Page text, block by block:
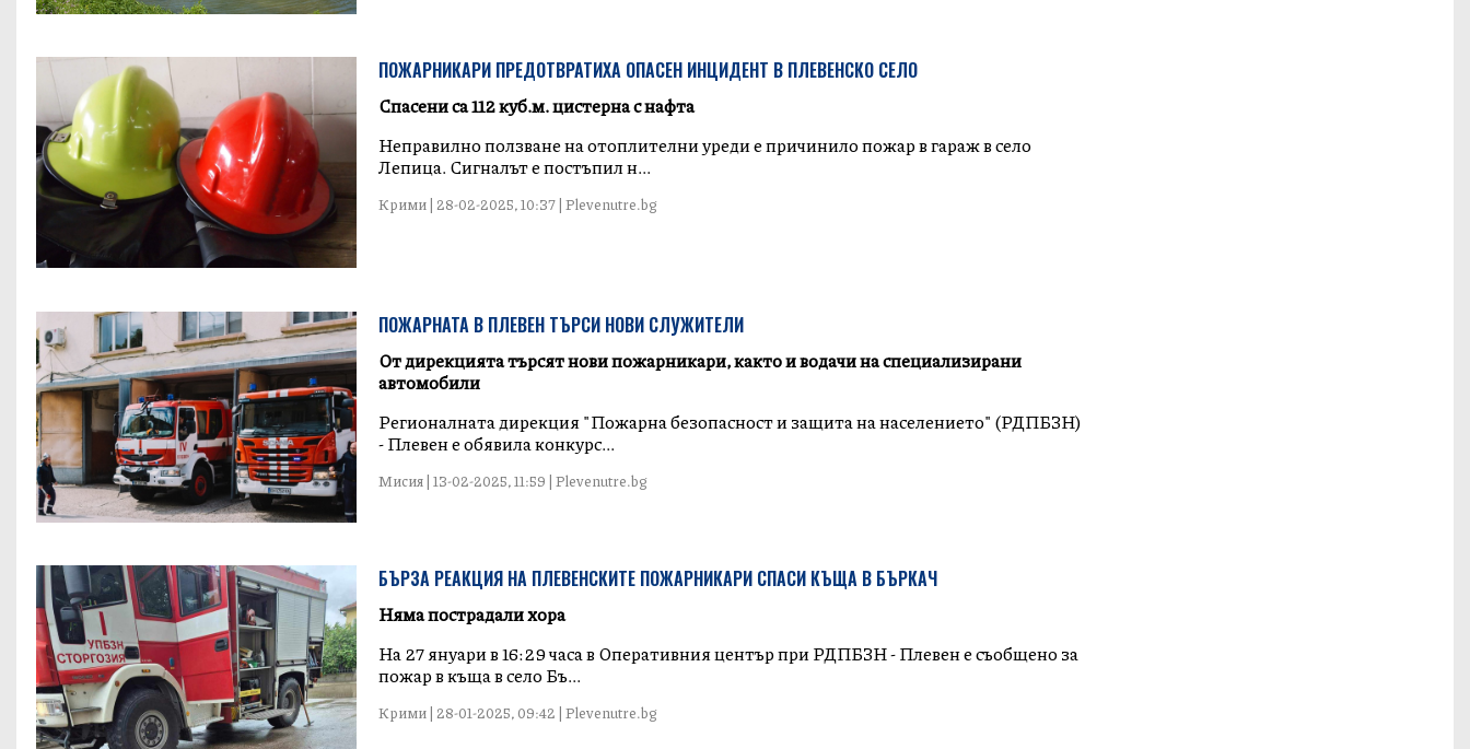
ПОЖАРНИКАРИ ПРЕДОТВРАТИХА ОПАСЕН ИНЦИДЕНТ В ПЛЕВЕНСКО СЕЛО
Спасени са 112 куб.м. цистерна с нафта
Неправилно ползване на отоплителни уреди е причинило пожар в гараж в село
Лепица. Сигналът е постъпил н...
Крими | 28-02-2025, 10:37 | Plevenutre.bg
ПОЖАРНАТА В ПЛЕВЕН ТЪРСИ НОВИ СЛУЖИТЕЛИ
От дирекцията търсят нови пожарникари, както и водачи на специализирани
автомобили
Регионалната дирекция "Пожарна безопасност и защита на населението" (РДПБЗН)
- Плевен е обявила конкурс...
Мисия | 13-02-2025, 11:59 | Plevenutre.bg
БЪРЗА РЕАКЦИЯ НА ПЛЕВЕНСКИТЕ ПОЖАРНИКАРИ СПАСИ КЪЩА В БЪРКАЧ
Няма пострадали хора
На 27 януари в 16:29 часа в Оперативния център при РДПБЗН - Плевен е съобщено за
пожар в къща в село Бъ...
Крими | 28-01-2025, 09:42 | Plevenutre.bg